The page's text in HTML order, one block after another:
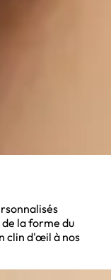
la forme du
clin d'œil à nos